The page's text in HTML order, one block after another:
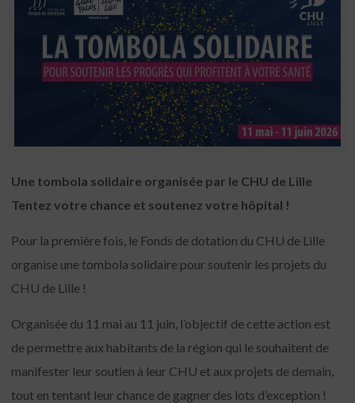
Une tombola solidaire organisée par le CHU de Lille
Tentez votre chance et soutenez votre hôpital !
Pour la première fois, le Fonds de dotation du CHU de Lille
organise une tombola solidaire pour soutenir les projets du
CHU de Lille !
Organisée du 11 mai au 11 juin, l’objectif de cette action est
de permettre aux habitants de la région qui le souhaitent de
manifester leur soutien à leur CHU et aux projets de demain,
tout en tentant leur chance de gagner des lots d’exception !